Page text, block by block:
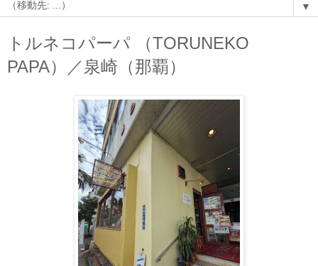
▼
トルネコパーパ （TORUNEKO
PAPA）／泉崎（那覇）